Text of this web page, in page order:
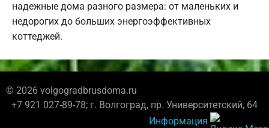
надежные дома разного размера: от маленьких и
недорогих до больших энергоэффективных
коттеджей.
© 2026 volgogradbrusdoma.ru
+7 921 027-89-78; г. Волгоград, пр. Университетский, 64
Информация